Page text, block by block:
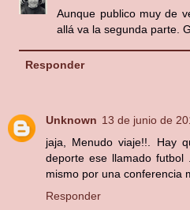
Aunque publico muy de
allá va la segunda parte.
Responder
Unknown 13 de junio de
jaja, Menudo viaje!!. Hay
deporte ese llamado
mismo por una conferencia
Responder